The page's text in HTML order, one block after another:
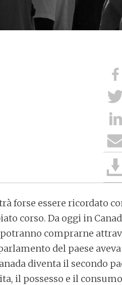
forse essere ricordato
corso. Da oggi in
comprarne
del paese
diventa il secondo
il possesso e il